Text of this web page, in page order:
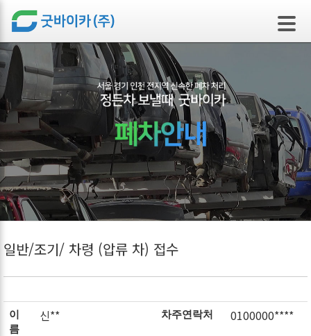
본문 바로가기
일반/조기/ 차령 (압류 차) 접수
이
름
신** 차주연락처 0100000****